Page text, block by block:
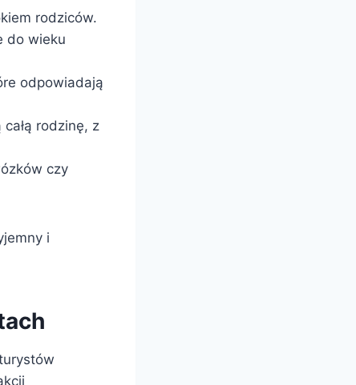
rodziców.
do wieku
odpowiadają
rodzinę, z
czy
i